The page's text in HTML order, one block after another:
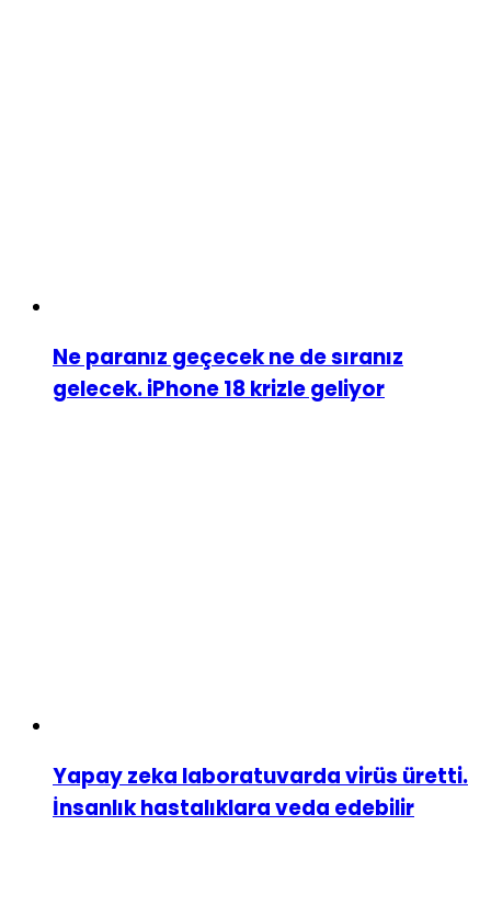
Ne paranız geçecek ne de sıranız
gelecek. iPhone 18 krizle geliyor
Yapay zeka laboratuvarda virüs üretti.
İnsanlık hastalıklara veda edebilir